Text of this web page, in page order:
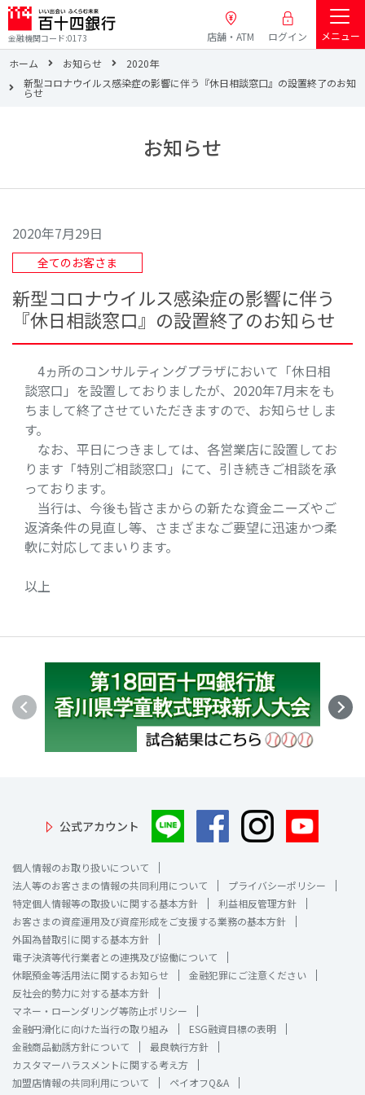
金融機関コード:0173 店舗・ATM ログイン
メニュー
ホーム
お知らせ
2020年
新型コロナウイルス感染症の影響に伴う『休日相談窓口』の設置終了のお知
らせ
お知らせ
2020年7月29日
全てのお客さま
新型コロナウイルス感染症の影響に伴う
『休日相談窓口』の設置終了のお知らせ
4ヵ所のコンサルティングプラザにおいて「休日相
談窓口」を設置しておりましたが、2020年7月末をも
ちまして終了させていただきますので、お知らせしま
す。
なお、平日につきましては、各営業店に設置してお
ります「特別ご相談窓口」にて、引き続きご相談を承
っております。
当行は、今後も皆さまからの新たな資金ニーズやご
返済条件の見直し等、さまざまなご要望に迅速かつ柔
軟に対応してまいります。
以上
公式アカウント
個人情報のお取り扱いについて
法人等のお客さまの情報の共同利用について
プライバシーポリシー
特定個人情報等の取扱いに関する基本方針
利益相反管理方針
お客さまの資産運用及び資産形成をご支援する業務の基本方針
外国為替取引に関する基本方針
電子決済等代行業者との連携及び協働について
休眠預金等活用法に関するお知らせ
金融犯罪にご注意ください
反社会的勢力に対する基本方針
マネー・ローンダリング等防止ポリシー
金融円滑化に向けた当行の取り組み
ESG融資目標の表明
金融商品勧誘方針について
最良執行方針
カスタマーハラスメントに関する考え方
加盟店情報の共同利用について
ペイオフQ&A